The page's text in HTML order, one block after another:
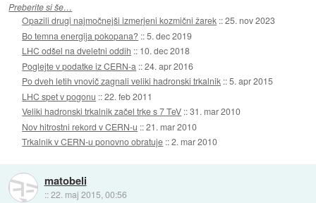
Preberite si še…
Opazili drugi najmočnejši izmerjeni kozmični žarek ::25. nov 2023
Bo temna energija pokopana? ::5. dec 2019
LHC odšel na dveletni oddih :: 10. dec 2018
Poglejte v podatke iz CERN-a ::24. apr 2016
Po dveh letih vnovič zagnali veliki hadronski trkalnik ::5. apr 2015
LHC spet v pogonu ::22. feb 2011
Veliki hadronski trkalnik začel trke s 7 TeV ::31. mar 2010
Nov hitrostni rekord v CERN-u ::21. mar 2010
Trkalnik v CERN-u ponovno obratuje ::2. mar 2010
matobeli
::22. maj 2015, 00:56